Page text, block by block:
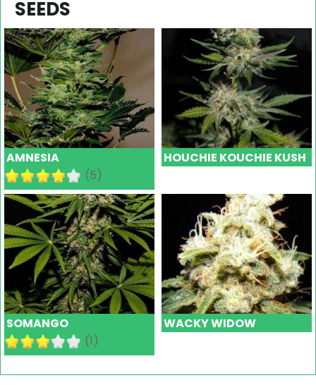
SEEDS
AMNESIA
(5)
HOUCHIE KOUCHIE KUSH
SOMANGO
(1)
WACKY WIDOW